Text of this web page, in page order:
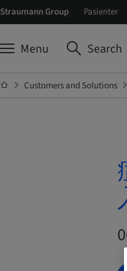
Straumann Group Pasienter
Menu Search
Customers and Solutions